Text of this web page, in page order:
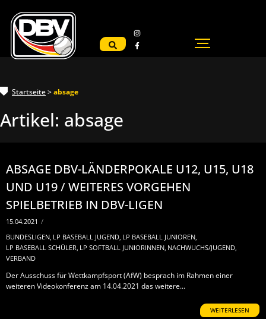
Startseite>absage
Artikel: absage
ABSAGE DBV-LÄNDERPOKALE U12, U15, U18
UND U19 / WEITERES VORGEHEN
SPIELBETRIEB IN DBV-LIGEN
15.04.2021 /
BUNDESLIGEN, LP BASEBALL JUGEND, LP BASEBALL JUNIOREN,
LP BASEBALL SCHÜLER, LP SOFTBALL JUNIORINNEN, NACHWUCHS/JUGEND,
VERBAND
Der Ausschuss für Wettkampfsport (AfW) besprach im Rahmen einer
weiteren Videokonferenz am 14.04.2021 das weitere...
WEITERLESEN